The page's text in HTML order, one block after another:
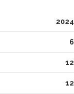
2024
6
12
12